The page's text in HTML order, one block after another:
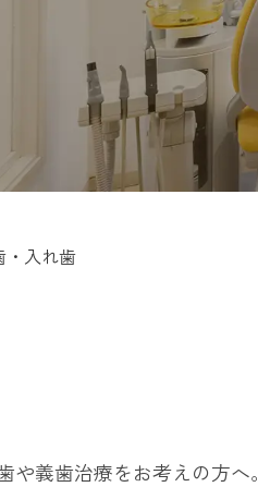
・入れ歯
や義歯治療をお考えの方へ。